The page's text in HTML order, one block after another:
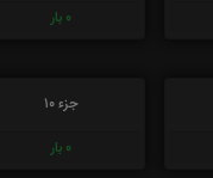
0 بار
جزء 10
0 بار